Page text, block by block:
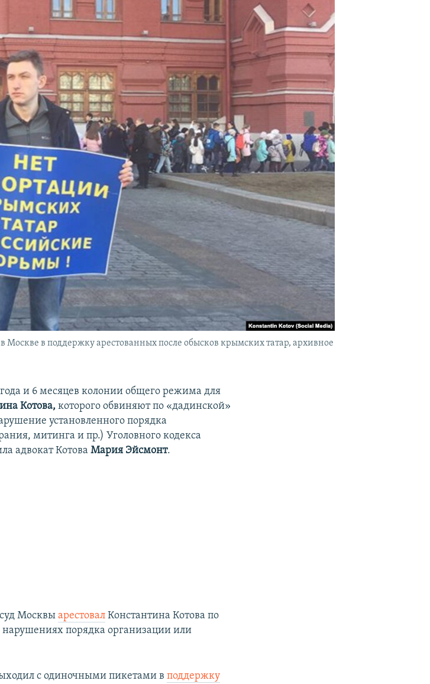
в поддержку арестованных после обысков крымских татар, архивное
и 6 месяцев колонии общего режима для
Котова,которого обвиняют по «дадинской»
установленного порядка
митинга и пр.) Уголовного кодекса
адвокат КотоваМария Эйсмонт.
Москвыарестовал Константина Котова по
порядка организации или
с одиночными пикетами вподдержку